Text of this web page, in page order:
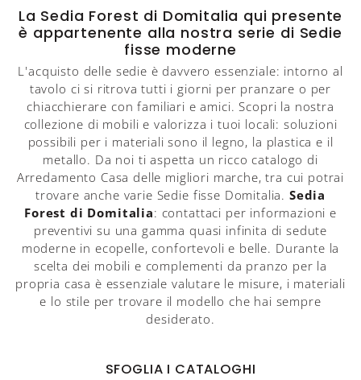
La Sedia Forest di Domitalia qui presente
è appartenente alla nostra serie di Sedie
fisse moderne
L'acquisto delle sedie è davvero essenziale: intorno al
tavolo ci si ritrova tutti i giorni per pranzare o per
chiacchierare con familiari e amici. Scopri la nostra
collezione di mobili e valorizza i tuoi locali: soluzioni
possibili per i materiali sono il legno, la plastica e il
metallo. Da noi ti aspetta un ricco catalogo di
Arredamento Casa delle migliori marche, tra cui potrai
trovare anche varie Sedie fisse Domitalia. Sedia
Forest di Domitalia: contattaci per informazioni e
preventivi su una gamma quasi infinita di sedute
moderne in ecopelle, confortevoli e belle. Durante la
scelta dei mobili e complementi da pranzo per la
propria casa è essenziale valutare le misure, i materiali
e lo stile per trovare il modello che hai sempre
desiderato.
SFOGLIA I CATALOGHI